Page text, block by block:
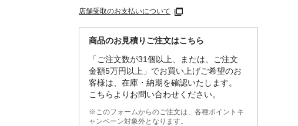
店舗受取のお支払いについて
商品のお見積りご注文はこちら
「ご注文数が31個以上、または、ご注文
金額5万円以上」でお買い上げご希望のお
客様は、在庫・納期を確認いたします。
こちらよりお問い合わせください。
※このフォームからのご注文は、各種ポイントキ
ャンペーン対象外となります。